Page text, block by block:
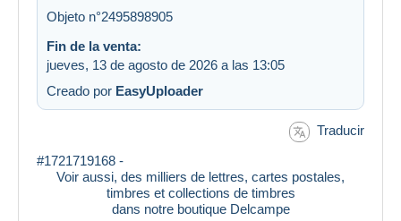
Objeto n°2495898905
Fin de la venta:
jueves, 13 de agosto de 2026 a las 13:05
Creado por EasyUploader
Traducir
#1721719168 -
Voir aussi, des milliers de lettres, cartes postales,
timbres et collections de timbres
dans notre boutique Delcampe